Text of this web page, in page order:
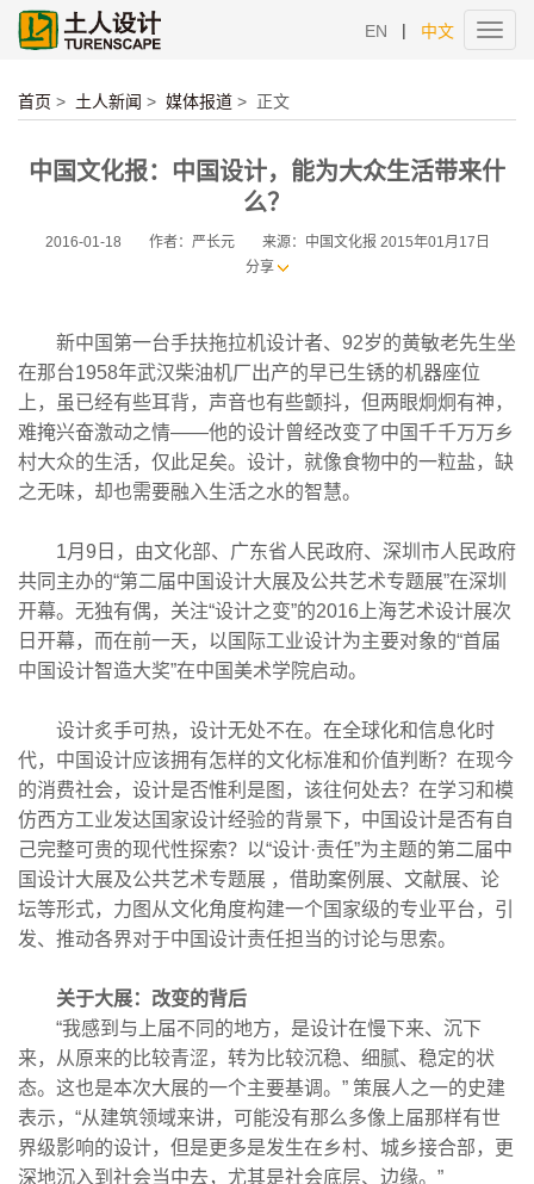
EN | 中文
首页 > 土人新闻 > 媒体报道 > 正文
中国文化报：中国设计，能为大众生活带来什
么？
2016-01-18 作者：严长元
来源：中国文化报 2015年01月17日
分享
新中国第一台手扶拖拉机设计者、92岁的黄敏老先生坐
在那台1958年武汉柴油机厂出产的早已生锈的机器座位
上，虽已经有些耳背，声音也有些颤抖，但两眼炯炯有神，
难掩兴奋激动之情——他的设计曾经改变了中国千千万万乡
村大众的生活，仅此足矣。设计，就像食物中的一粒盐，缺
之无味，却也需要融入生活之水的智慧。
1月9日，由文化部、广东省人民政府、深圳市人民政府
共同主办的“第二届中国设计大展及公共艺术专题展”在深圳
开幕。无独有偶，关注“设计之变”的2016上海艺术设计展次
日开幕，而在前一天，以国际工业设计为主要对象的“首届
中国设计智造大奖”在中国美术学院启动。
设计炙手可热，设计无处不在。在全球化和信息化时
代，中国设计应该拥有怎样的文化标准和价值判断？在现今
的消费社会，设计是否惟利是图，该往何处去？在学习和模
仿西方工业发达国家设计经验的背景下，中国设计是否有自
己完整可贵的现代性探索？以“设计·责任”为主题的第二届中
国设计大展及公共艺术专题展 ，借助案例展、文献展、论
坛等形式，力图从文化角度构建一个国家级的专业平台，引
发、推动各界对于中国设计责任担当的讨论与思索。
关于大展：改变的背后
“我感到与上届不同的地方，是设计在慢下来、沉下
来，从原来的比较青涩，转为比较沉稳、细腻、稳定的状
态。这也是本次大展的一个主要基调。” 策展人之一的史建
表示，“从建筑领域来讲，可能没有那么多像上届那样有世
界级影响的设计，但是更多是发生在乡村、城乡接合部，更
深地沉入到社会当中去，尤其是社会底层、边缘。”